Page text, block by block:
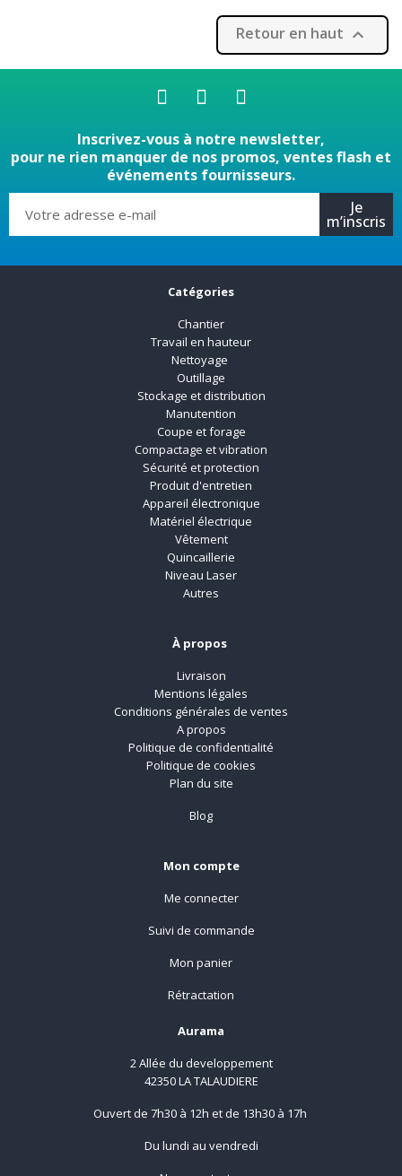
Retour en haut 
Inscrivez-vous à notre newsletter,
pour ne rien manquer de nos promos, ventes flash et
événements fournisseurs.
Je
m’inscris
Catégories
Chantier
Travail en hauteur
Nettoyage
Outillage
Stockage et distribution
Manutention
Coupe et forage
Compactage et vibration
Sécurité et protection
Produit d'entretien
Appareil électronique
Matériel électrique
Vêtement
Quincaillerie
Niveau Laser
Autres
À propos
Livraison
Mentions légales
Conditions générales de ventes
A propos
Politique de confidentialité
Politique de cookies
Plan du site
Blog
Mon compte
Me connecter
Suivi de commande
Mon panier
Rétractation
Aurama
2 Allée du developpement
42350 LA TALAUDIERE
Ouvert de 7h30 à 12h et de 13h30 à 17h
Du lundi au vendredi